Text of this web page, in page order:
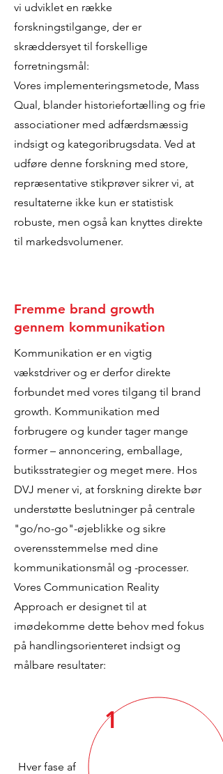
vi udviklet en række
forskningstilgange, der er
skræddersyet til forskellige
forretningsmål:
Vores implementeringsmetode, Mass
Qual, blander historiefortælling og frie
associationer med adfærdsmæssig
indsigt og kategoribrugsdata. Ved at
udføre denne forskning med store,
repræsentative stikprøver sikrer vi, at
resultaterne ikke kun er statistisk
robuste, men også kan knyttes direkte
til markedsvolumener.
Fremme brand growth
gennem kommunikation
Kommunikation er en vigtig
vækstdriver og er derfor direkte
forbundet med vores tilgang til brand
growth. Kommunikation med
forbrugere og kunder tager mange
former – annoncering, emballage,
butiksstrategier og meget mere. Hos
DVJ mener vi, at forskning direkte bør
understøtte beslutninger på centrale
"go/no-go"-øjeblikke og sikre
overensstemmelse med dine
kommunikationsmål og -processer.
Vores Communication Reality
Approach er designet til at
imødekomme dette behov med fokus
på handlingsorienteret indsigt og
målbare resultater:
1
Hver fase af